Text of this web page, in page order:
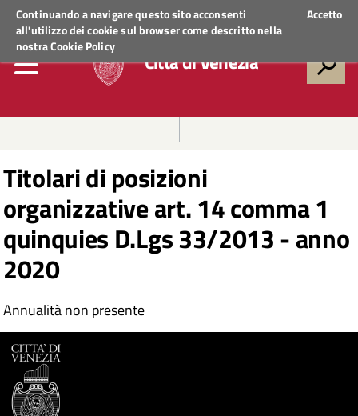
Continuando a navigare questo sito acconsenti
all'utilizzo dei cookie sul browser come descritto nella
nostraCookie Policy
Accetto
Regione VenetoACCEDI AI SERVIZI
Città di Venezia
Titolari di posizioni
organizzative art. 14 comma 1
quinquies D.Lgs 33/2013 - anno
2020
Annualità non presente